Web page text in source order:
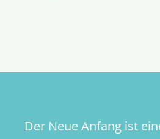
Der Neue Anfang ist